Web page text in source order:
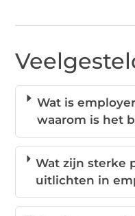
Wat is
waarom is het
Wat zijn sterke
uitlichten in